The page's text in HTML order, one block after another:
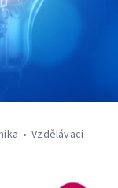
Vzdělávací